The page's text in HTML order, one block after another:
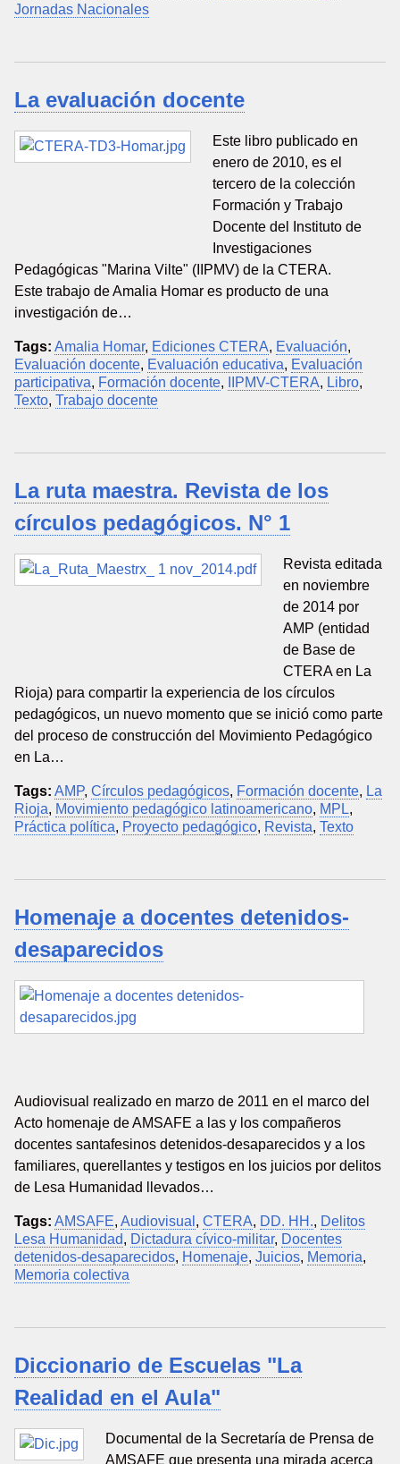
Jornadas Nacionales
La evaluación docente
Este libro publicado en
enero de 2010, es el
tercero de la colección
Formación y Trabajo
Docente del Instituto de
Investigaciones
Pedagógicas "Marina Vilte" (IIPMV) de la CTERA.
Este trabajo de Amalia Homar es producto de una
investigación de…
Tags: Amalia Homar, Ediciones CTERA, Evaluación,
Evaluación docente, Evaluación educativa, Evaluación
participativa, Formación docente, IIPMV-CTERA, Libro,
Texto, Trabajo docente
La ruta maestra. Revista de los
círculos pedagógicos. N° 1
Revista editada
en noviembre
de 2014 por
AMP (entidad
de Base de
CTERA en La
Rioja) para compartir la experiencia de los círculos
pedagógicos, un nuevo momento que se inició como parte
del proceso de construcción del Movimiento Pedagógico
en La…
Tags: AMP, Círculos pedagógicos, Formación docente, La
Rioja, Movimiento pedagógico latinoamericano, MPL,
Práctica política, Proyecto pedagógico, Revista, Texto
Homenaje a docentes detenidos-
desaparecidos
Audiovisual realizado en marzo de 2011 en el marco del
Acto homenaje de AMSAFE a las y los compañeros
docentes santafesinos detenidos-desaparecidos y a los
familiares, querellantes y testigos en los juicios por delitos
de Lesa Humanidad llevados…
Tags: AMSAFE, Audiovisual , CTERA, DD. HH., Delitos
Lesa Humanidad, Dictadura cívico-militar, Docentes
detenidos-desaparecidos, Homenaje, Juicios, Memoria,
Memoria colectiva
Diccionario de Escuelas "La
Realidad en el Aula"
Documental de la Secretaría de Prensa de
AMSAFE que presenta una mirada acerca